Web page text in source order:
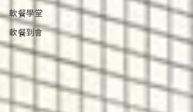
軟餐學堂
軟餐到會